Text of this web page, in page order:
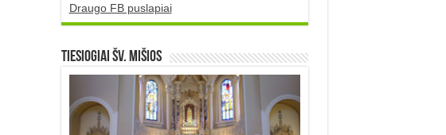
Draugo FB puslapiai
TIESIOGIAI šv. MIŠIOS